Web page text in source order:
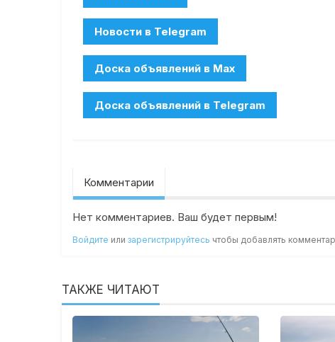
Комментарии
Нет комментариев. Ваш будет первым!
Войдите илизарегистрируйтесь чтобы добавлять
ТАКЖЕ ЧИТАЮТ